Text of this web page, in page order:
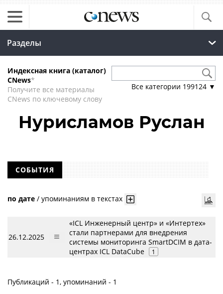
Разделы
Индексная книга (каталог)
CNews*
Получите все материалы
CNews по ключевому слову
Все категории 199124 ▼
Нурисламов Руслан
СОБЫТИЯ
по дате / упоминаниям в текстах
26.12.2025
«ICL Инженерный центр» и «Интертех»
стали партнерами для внедрения
системы мониторинга SmartDCIM в дата-
центрах ICL DataCube
1
Публикаций - 1, упоминаний - 1